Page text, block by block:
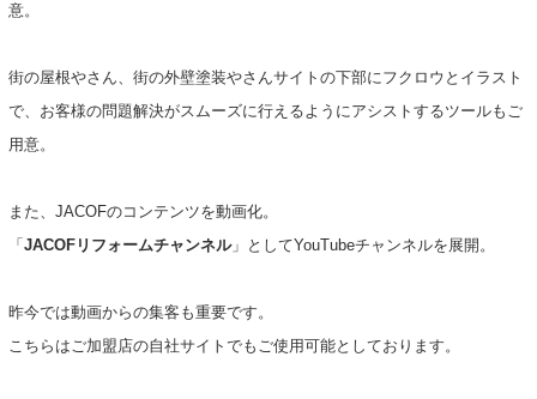
意。
街の屋根やさん、街の外壁塗装やさんサイトの下部にフクロウとイラスト
で、お客様の問題解決がスムーズに行えるようにアシストするツールもご
用意。
また、JACOFのコンテンツを動画化。
「JACOFリフォームチャンネル」としてYouTubeチャンネルを展開。
昨今では動画からの集客も重要です。
こちらはご加盟店の自社サイトでもご使用可能としております。